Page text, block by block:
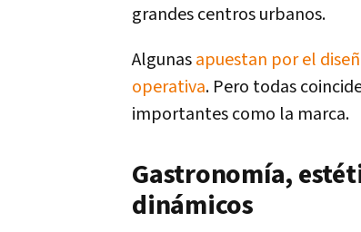
grandes centros urbanos.
Algunasapuestan por el
operativa. Pero todas
importantes como la marca.
Gastronomía,
dinámicos